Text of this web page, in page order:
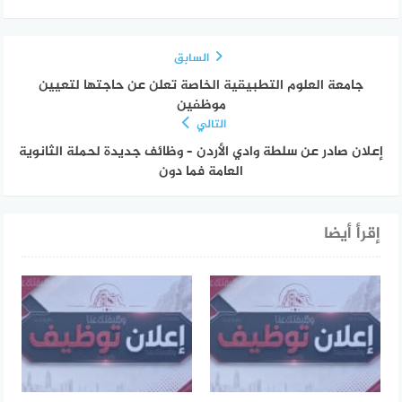
السابق
جامعة العلوم التطبيقية الخاصة تعلن عن حاجتها لتعيين
موظفين
التالي
إعلان صادر عن سلطة وادي الأردن – وظائف جديدة لحملة الثانوية
العامة فما دون
إقرأ أيضا